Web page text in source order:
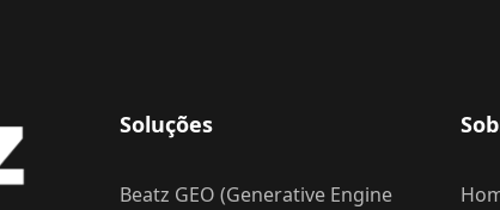
Soluções
Beatz GEO (Generative Engine